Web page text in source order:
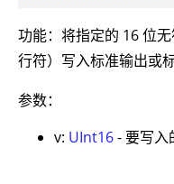
功能：将指定的 16 位
行符）写入标准输出或
参数：
v: UInt16- 要写入